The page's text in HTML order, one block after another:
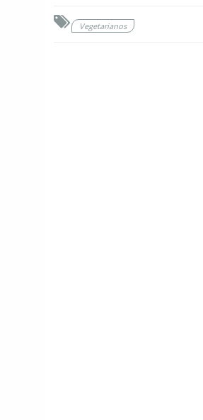
Vegetarianos